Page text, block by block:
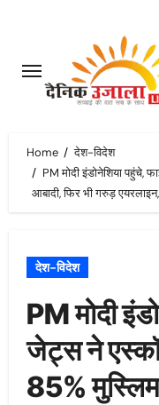
content
Home
देश-विदेश
PM मोदी इंडोनेशिया पहुंचे,
आबादी, फिर भी गरुड़
देश-विदेश
PM मोदी
जेट्स ने
85%